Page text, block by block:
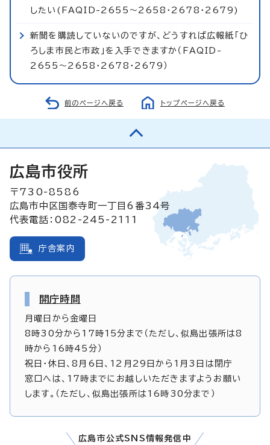
したい(FAQID-2655～2658・2678・2679)
新聞を購読していないのですが、どうすれば広報紙「ひ
ろしま市民と市政」を入手できますか（FAQID-
2655～2658・2678・2679）
前のページへ戻る トップページへ戻る
広島市役所
〒730-8586
広島市中区国泰寺町一丁目6番34号
代表電話：082-245-2111
庁舎案内
開庁時間
月曜日から金曜日
8時30分から17時15分まで（ただし、似島出張所は8
時から16時45分）
祝日・休日、8月6日、12月29日から1月3日は閉庁
窓口へは、17時までにお越しいただきますようお願い
します。（ただし、似島出張所は16時30分まで）
広島市公式SNS情報発信中